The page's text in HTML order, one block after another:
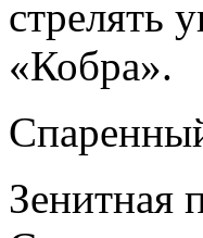
стрелять
«Кобра».
Зенитная